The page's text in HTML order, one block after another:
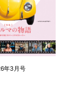
年3月号